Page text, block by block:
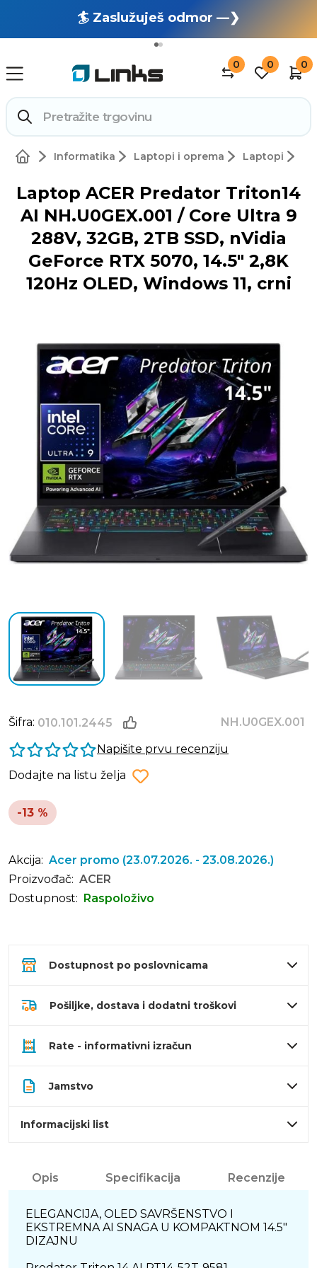
🏄 Zaslužuješ odmor —❯
🔥 OUTLET: TOTALNA RASPRODAJA —❯
0 0 0
Informatika Laptopi i oprema Laptopi
Laptop ACER Predator Triton14
AI NH.U0GEX.001 / Core Ultra 9
288V, 32GB, 2TB SSD, nVidia
GeForce RTX 5070, 14.5" 2,8K
120Hz OLED, Windows 11, crni
Šifra: 010.101.2445
NH.U0GEX.001
Napišite prvu recenziju
Dodajte na listu želja
-13 %
Akcija: Acer promo (23.07.2026. - 23.08.2026.)
Proizvođač: ACER
Dostupnost:
Raspoloživo
Dostupnost po poslovnicama
Pošiljke, dostava i dodatni troškovi
Rate - informativni izračun
Jamstvo
Informacijski list
Opis Specifikacija Recenzije
ELEGANCIJA, OLED SAVRŠENSTVO I
EKSTREMNA AI SNAGA U KOMPAKTNOM 14.5"
DIZAJNU